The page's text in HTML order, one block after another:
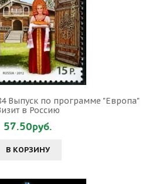
Выпуск по программе "Европа"
в Россию
57.50руб.
В КОРЗИНУ